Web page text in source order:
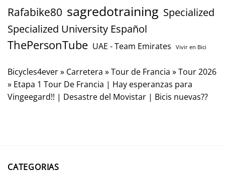
Rafabike80 sagredotraining Specialized
Specialized University Español
ThePersonTube UAE - Team Emirates Vivir en Bici
Bicycles4ever» Carretera »Tour de Francia »Tour 2026
» Etapa 1 Tour De Francia | Hay esperanzas para
Vingeegard!! | Desastre del Movistar | Bicis nuevas??
CATEGORIAS